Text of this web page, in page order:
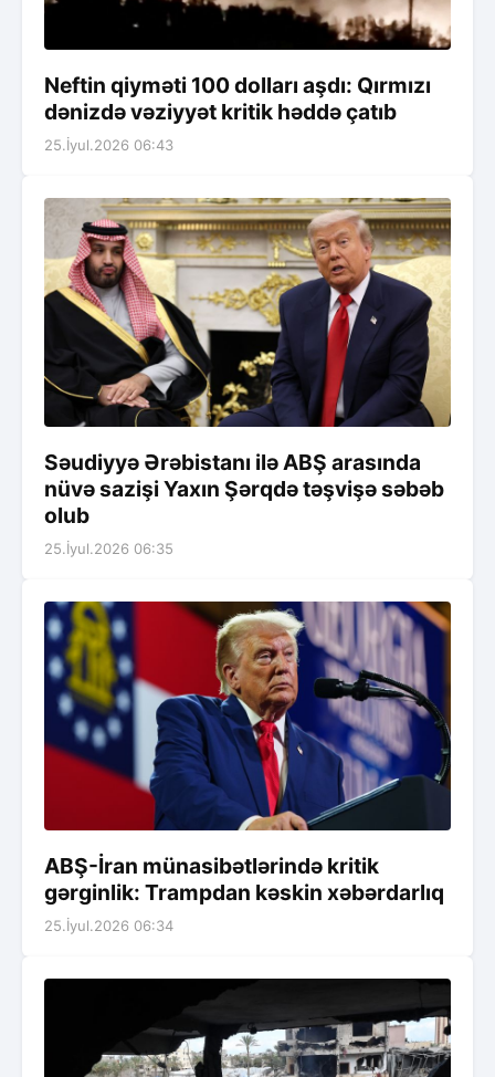
Neftin qiyməti 100 dolları aşdı: Qırmızı
dənizdə vəziyyət kritik həddə çatıb
25.İyul.2026 06:43
Səudiyyə Ərəbistanı ilə ABŞ arasında
nüvə sazişi Yaxın Şərqdə təşvişə səbəb
olub
25.İyul.2026 06:35
ABŞ-İran münasibətlərində kritik
gərginlik: Trampdan kəskin xəbərdarlıq
25.İyul.2026 06:34